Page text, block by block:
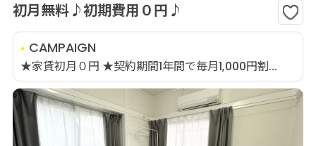
初月無料♪初期費用０円♪
CAMPAIGN
★家賃初月０円 ★契約期間1年間で毎月1,000円割...